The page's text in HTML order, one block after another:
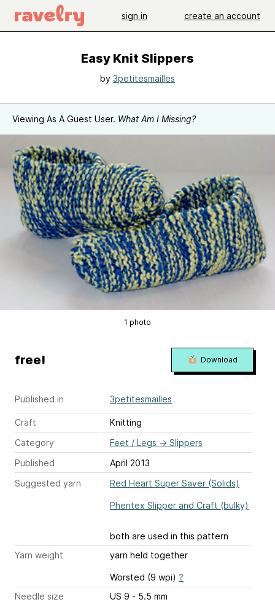
sign in create an account
Easy Knit Slippers
by 3petitesmailles
Viewing As A Guest User. What Am I Missing?
1 photo
Published in 3petitesmailles
Craft
Knitting
Category
Feet / Legs → Slippers
Published
April 2013
Suggested yarn
Red Heart Super Saver (Solids)
Phentex Slipper and Craft (bulky)
both are used in this pattern
Yarn weight
yarn held together
Worsted (9 wpi) ?
Needle size
US 9 - 5.5 mm
free! Download